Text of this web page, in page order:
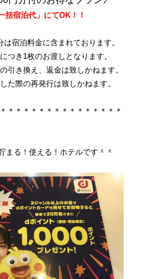
括宿泊代」にてOK！！
宿泊料金に含まれております。
つき1枚のお渡しとなります。
引き換え、返金は致しかねます。
た際の再発行は致しかねます。
＊＊＊＊＊＊＊＊＊＊＊＊＊＊＊
まる！使える！ホテルです＾＾